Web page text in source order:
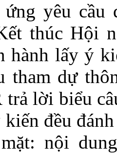
ứng yêu
thúc Hội
hành lấy ý
tham dự
trả lời biểu
đều
nội